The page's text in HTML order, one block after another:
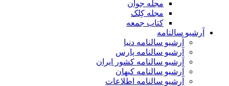
مجله جوان
مجله کِلک
کتاب جمعه
آرشیو سالنامه
آرشیو سالنامه دنیا
آرشیو سالنامه پارس
آرشیو سالنامه کشور ایران
آرشیو سالنامه کیهان
آرشیو سالنامه اطلاعات